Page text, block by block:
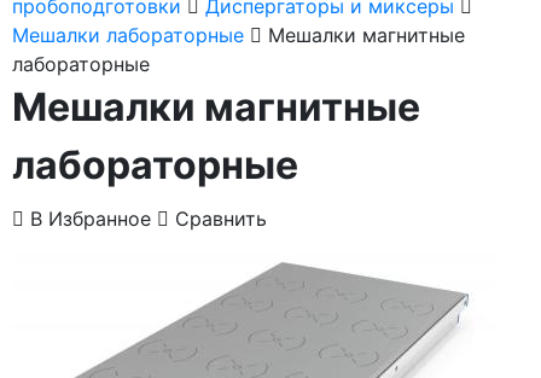
пробоподготовки
Диспергаторы и миксеры
Мешалки лабораторные
Мешалки магнитные
лабораторные
Мешалки магнитные
лабораторные
В Избранное Сравнить